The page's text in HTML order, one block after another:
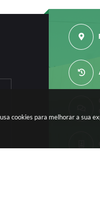
cookies para melhorar a sua